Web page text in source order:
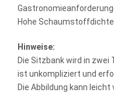
Hohe Schaumstoffdichte
Hinweise:
Die Sitzbank wird in zwei
ist unkompliziert und
Die Abbildung kann leicht